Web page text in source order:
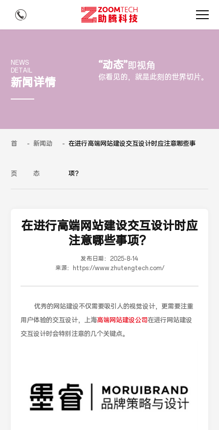
NEWS
DETAIL
新闻详情
“动态”即视角
你看见的，就是此刻的世界切片。
首
页
- 新闻动
态
- 在进行高端网站建设交互设计时应注意哪些事
项？
在进行高端网站建设交互设计时应
注意哪些事项？
发布日期： 2025-8-14
来源：
https://www.zhutengtech.com/
优秀的网站建设不仅需要吸引人的视觉设计，更需要注重
用户体验的交互设计，上海高端网站建设公司在进行网站建设
交互设计时会特别注意的几个关键点。